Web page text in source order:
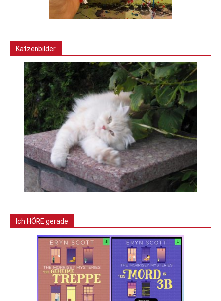
Katzenbilder
Ich HÖRE gerade